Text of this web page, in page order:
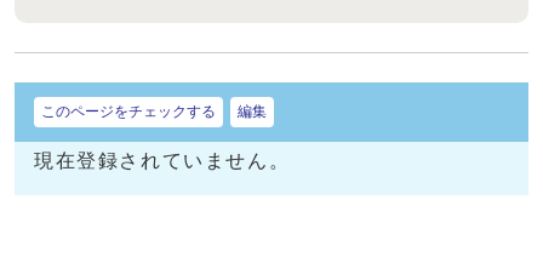
このページをチェックする 編集
現在登録されていません。